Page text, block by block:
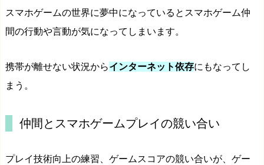
スマホゲームの世界に夢中になっているとスマホゲーム仲
間の行動や言動が気になってしまいます。
携帯が離せない状況からインターネット依存に もなってし
まう。
仲間とスマホゲームプレイの競い合い
プレイ技術向上の練習、ゲームスコアの競い合いが、ゲー